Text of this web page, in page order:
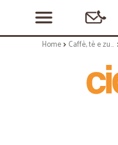
Home Caffè, tè e zucchero